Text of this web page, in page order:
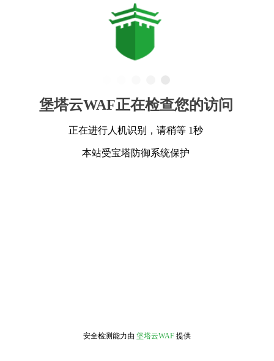
堡塔云WAF正在检查您的访问
正在进行人机识别，请稍等 1秒
本站受宝塔防御系统保护
安全检测能力由 堡塔云WAF 提供